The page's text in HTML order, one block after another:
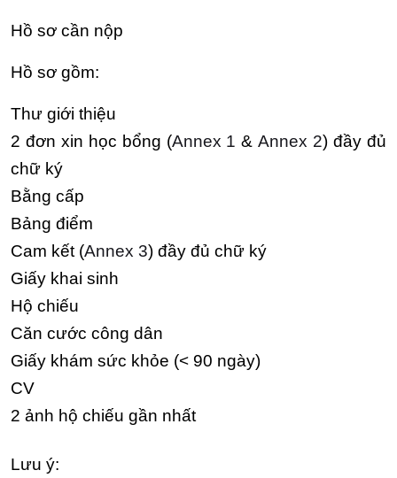
Hồ sơ cần nộp
Hồ sơ gồm:
Thư giới thiệu
2 đơn xin học bổng (Annex 1 &Annex 2) đầy đủ
chữ ký
Bằng cấp
Bảng điểm
Cam kết (Annex 3) đầy đủ chữ ký
Giấy khai sinh
Hộ chiếu
Căn cước công dân
Giấy khám sức khỏe (< 90 ngày)
CV
2 ảnh hộ chiếu gần nhất
Lưu ý: